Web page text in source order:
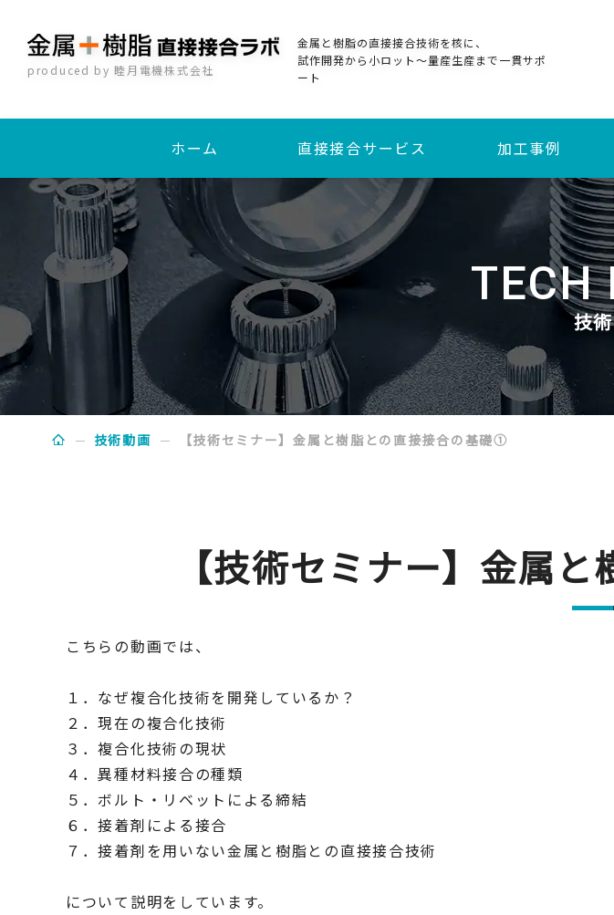
produced by 睦月電機株式会社
金属と樹脂の直接接合技術を核に、
試作開発から小ロット～量産生産まで一貫サポ
ート
ホーム 直接接合サービス
加熱圧着直接接合サービス
インサート成形接合サービス
加工事例
TECH
技
技術動画 【技術セミナー】金属と樹脂との直接接合の基礎①
【技術セミナー】金属
こちらの動画では、
１．なぜ複合化技術を開発しているか？
２．現在の複合化技術
３．複合化技術の現状
４．異種材料接合の種類
５．ボルト・リベットによる締結
６．接着剤による接合
７．接着剤を用いない金属と樹脂との直接接合技術
について説明をしています。